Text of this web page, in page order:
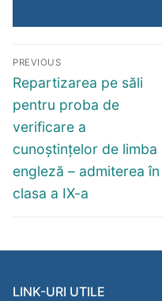
PREVIOUS
Repartizarea pe săli
pentru proba de
verificare a
cunoștințelor de limba
engleză – admiterea în
clasa a IX-a
LINK-URI UTILE